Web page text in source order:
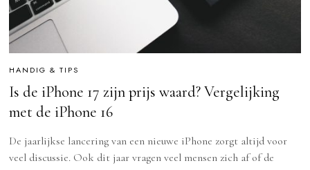
HANDIG & TIPS
Is de iPhone 17 zijn prijs waard? Vergelijking
met de iPhone 16
De jaarlijkse lancering van een nieuwe iPhone zorgt altijd voor
veel discussie. Ook dit jaar vragen veel mensen zich af of de